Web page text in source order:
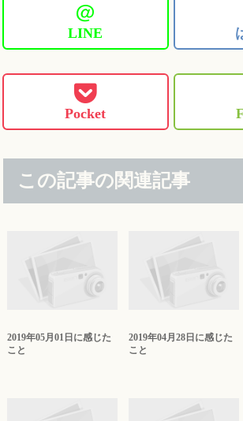
＠
LINE
Pocket
この記事の関連記事
2019年05月01日に感じた
こと
2019年04月28日に感じた
こと